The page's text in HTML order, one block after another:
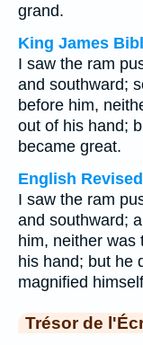
grand.
King James
I saw the ram
and southward;
before him,
out of his hand;
became great.
English
I saw the ram
and southward;
him, neither was
his hand; but he
magnified
Trésor de